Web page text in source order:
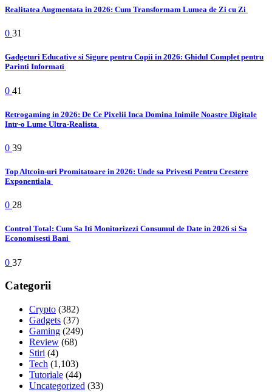
Realitatea Augmentata in 2026: Cum Transformam Lumea de Zi cu Zi
0 31
Gadgeturi Educative si Sigure pentru Copii in 2026: Ghidul Complet pentru
Parinti Informati
0 41
Retrogaming in 2026: De Ce Pixelii Inca Domina Inimile Noastre Digitale
Intr-o Lume Ultra-Realista
0 39
Top Altcoin-uri Promitatoare in 2026: Unde sa Privesti Pentru Crestere
Exponentiala
0 28
Control Total: Cum Sa Iti Monitorizezi Consumul de Date in 2026 si Sa
Economisesti Bani
0 37
Categorii
Crypto (382)
Gadgets (37)
Gaming (249)
Review (68)
Stiri (4)
Tech (1,103)
Tutoriale (44)
Uncategorized (33)